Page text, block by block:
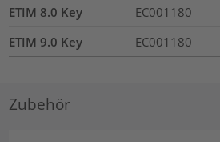
ETIM 8.0 Key
EC001180
ETIM 9.0 Key
EC001180
Zubehör